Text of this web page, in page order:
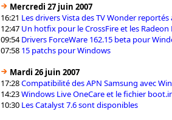
Mercredi 27 juin 2007
16:21 Les drivers Vista des TV Wonder reportés
12:47 Un hotfix pour le CrossFire et les Radeon
09:54Drivers ForceWare 162.15 beta pour
07:58 15 patchs pour Windows
Mardi 26 juin 2007
17:28Compatibilité des APN Samsung avec
14:23Windows Live OneCare et le fichier
10:30 Les Catalyst 7.6 sont disponibles